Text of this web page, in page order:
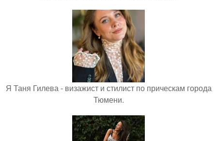
Я Таня Гилева - визажист и стилист по прическам города
Тюмени.